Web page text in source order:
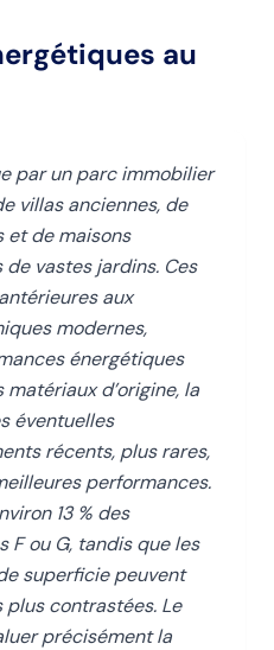
au
par un parc immobilier
villas anciennes, de
et de maisons
vastes jardins. Ces
aux
modernes,
énergétiques
d’origine, la
éventuelles
récents, plus rares,
performances.
13 % des
F ou G, tandis que les
superficie peuvent
contrastées. Le
précisément la